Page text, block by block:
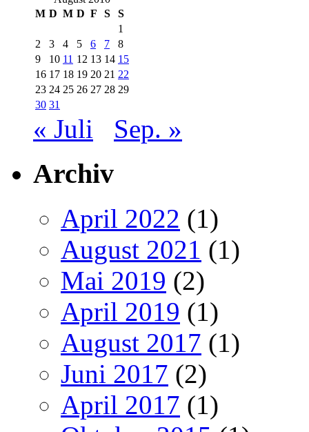
M D M D F S
S
1
2
3 4 5 6 7
8
9
10 11 12 13 14 15
16 17 18 19 20 21 22
23 24 25 26 27 28 29
30 31
« Juli Sep. »
Archiv
April 2022 (1)
August 2021 (1)
Mai 2019 (2)
April 2019 (1)
August 2017 (1)
Juni 2017 (2)
April 2017 (1)